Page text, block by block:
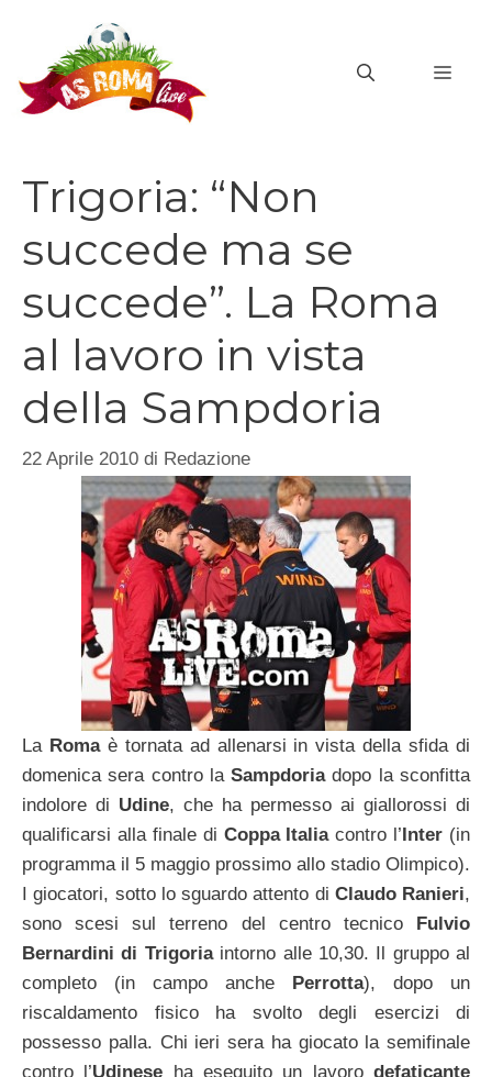
contenuto
Trigoria: “Non
succede ma se
succede”. La Roma
al lavoro in vista
della Sampdoria
22 Aprile 2010 di Redazione
La Roma è tornata ad allenarsi in vista della sfida di
domenica sera contro laSampdoriadopo la sconfitta
indolore di Udine, che ha permesso ai giallorossi di
qualificarsi alla finale di Coppa Italiacontro l’ Inter (in
programma il 5 maggio prossimo allo stadio Olimpico).
I giocatori, sotto lo sguardo attento di Claudo Ranieri,
sono scesi sul terreno del centro tecnico
Fulvio
Bernardini di Trigoriaintorno alle 10,30. Il gruppo al
completo (in campo anche
Perrotta), dopo un
riscaldamento fisico ha svolto degli esercizi di
possesso palla. Chi ieri sera ha giocato la semifinale
contro l’Udinese ha eseguito un lavorodefaticante